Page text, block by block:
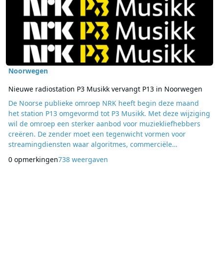
Noorwegen
Nieuwe radiostation P3 Musikk vervangt P13 in Noorwegen
De Noorse publieke omroep NRK heeft begin deze maand
het station P13 omgevormd tot P3 Musikk. Met deze wijziging
wil de omroep een sterker aanbod voor muziekliefhebbers
creëren. De zender moet een tegenwicht vormen voor
streamingdiensten waar algoritmes, commerciële
muziekchef Mats Borch Bugge draait P3 Musikk niet alleen
0 opmerkingen738 weergaven